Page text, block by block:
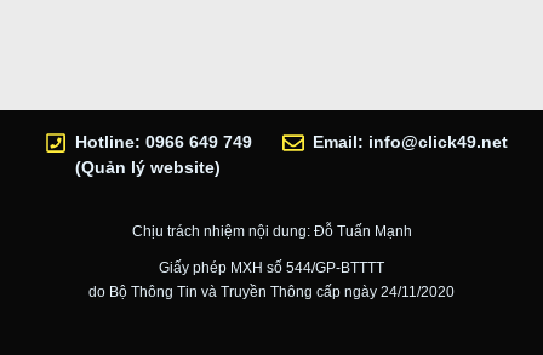
Hotline: 0966 649 749
(Quản lý website)
Email: info@click49.net
Chịu trách nhiệm nội dung: Đỗ Tuấn Mạnh
Giấy phép MXH số 544/GP-BTTTT
do Bộ Thông Tin và Truyền Thông cấp ngày 24/11/2020